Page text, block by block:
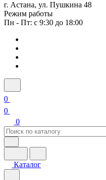
г. Астана, ул. Пушкина 48
Режим работы
Пн - Пт: с 9:30 до 18:00
0
0
0
Каталог